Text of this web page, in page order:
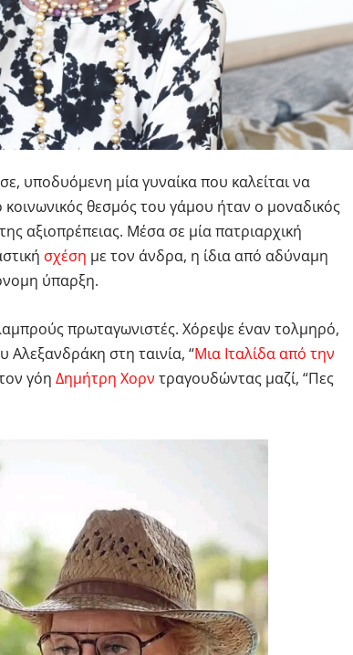
υποδυόμενη μία γυναίκα που καλείται να
κοινωνικός θεσμός του γάμου ήταν ο μοναδικός
αξιοπρέπειας. Μέσα σε μία πατριαρχική
σχέση με τον άνδρα, η ίδια από αδύναμη
ύπαρξη.
πρωταγωνιστές. Χόρεψε έναν τολμηρό,
στη ταινία, “Μια Ιταλίδα από την
γόη Δημήτρη Χορν τραγουδώντας μαζί, “Πες